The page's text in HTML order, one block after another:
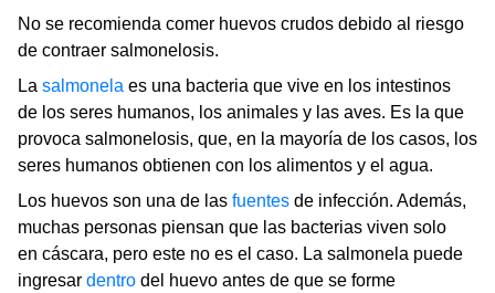
No se recomienda comer huevos crudos debido al riesgo
de contraer salmonelosis.
La salmonela es una bacteria que vive en los intestinos
de los seres humanos, los animales y las aves. Es la que
provoca salmonelosis, que, en la mayoría de los casos, los
seres humanos obtienen con los alimentos y el agua.
Los huevos son una de las fuentes de infección. Además,
muchas personas piensan que las bacterias viven solo
en cáscara, pero este no es el caso. La salmonela puede
ingresar dentro del huevo antes de que se forme